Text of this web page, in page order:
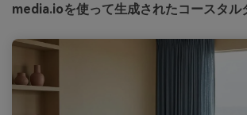
media.ioを使って生成されたコースタル